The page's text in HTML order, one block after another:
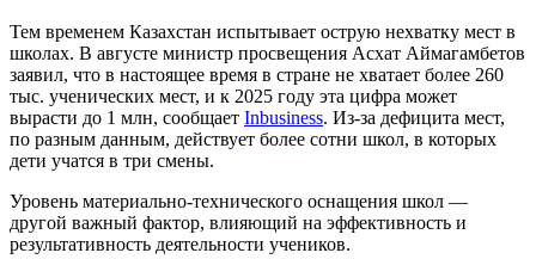
Тем временем Казахстан испытывает острую нехватку мест в
школах. В августе министр просвещения Асхат Аймагамбетов
заявил, что в настоящее время в стране не хватает более 260
тыс. ученических мест, и к 2025 году эта цифра может
вырасти до 1 млн, сообщает Inbusiness. Из-за дефицита мест,
по разным данным, действует более сотни школ, в которых
дети учатся в три смены.
Уровень материально-технического оснащения школ —
другой важный фактор, влияющий на эффективность и
результативность деятельности учеников.